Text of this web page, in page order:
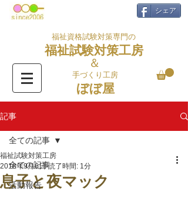
シェア
福祉資格試験対策専門の
福祉試験対策工房
＆
手づくり工房
ぼぼ屋
記事
全ての記事
活動報告
全ての記事
息子と夜マック
福祉試験対策工房
2018年9月6日 読了時間: 1分